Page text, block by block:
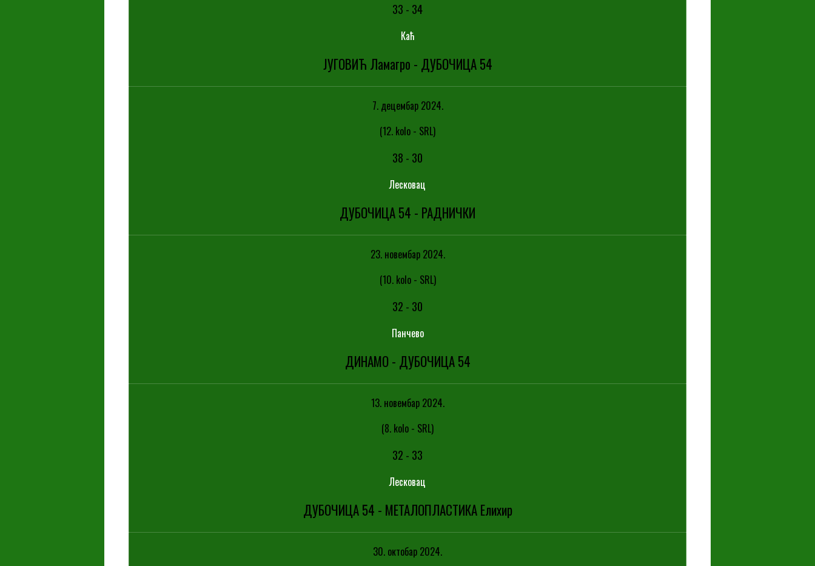
33 - 34
Каћ
ЈУГОВИЋ Ламагро - ДУБОЧИЦА 54
7. децембар 2024.
(12. kolo - SRL)
38 - 30
Лесковац
ДУБОЧИЦА 54 - РАДНИЧКИ
23. новембар 2024.
(10. kolo - SRL)
32 - 30
Панчево
ДИНАМО - ДУБОЧИЦА 54
13. новембар 2024.
(8. kolo - SRL)
32 - 33
Лесковац
ДУБОЧИЦА 54 - МЕТАЛОПЛАСТИКА Елиxир
30. октобар 2024.